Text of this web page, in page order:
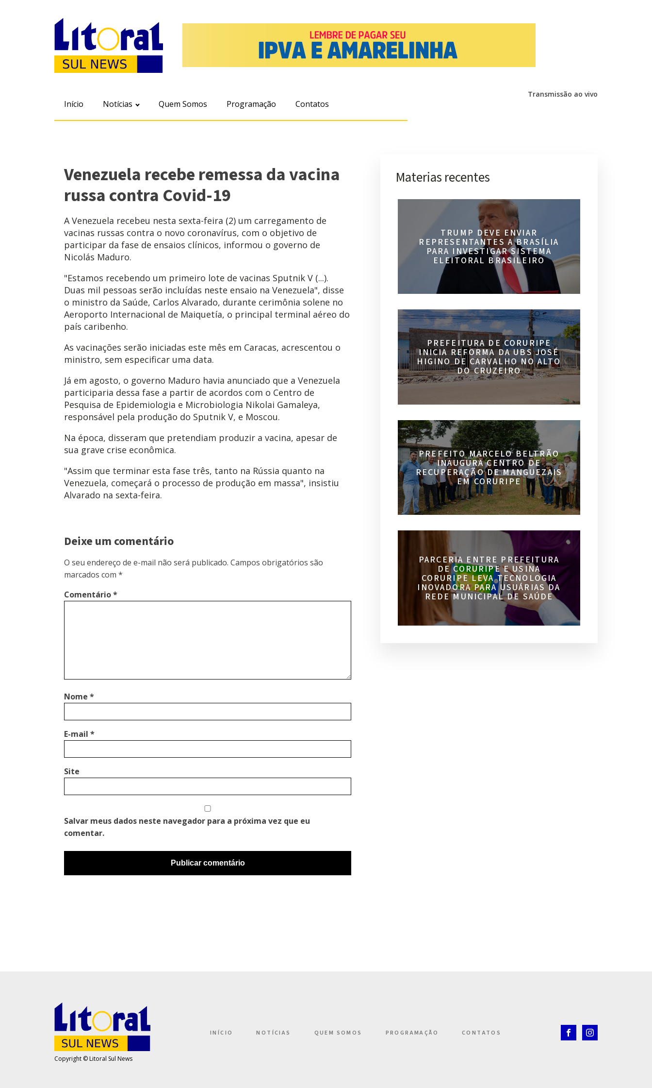
Início Notícias Quem Somos Programação Contatos
Transmissão ao vivo
Venezuela recebe remessa da vacina
russa contra Covid-19
A Venezuela recebeu nesta sexta-feira (2) um carregamento de
vacinas russas contra o novo coronavírus, com o objetivo de
participar da fase de ensaios clínicos, informou o governo de
Nicolás Maduro.
"Estamos recebendo um primeiro lote de vacinas Sputnik V (...).
Duas mil pessoas serão incluídas neste ensaio na Venezuela", disse
o ministro da Saúde, Carlos Alvarado, durante cerimônia solene no
Aeroporto Internacional de Maiquetía, o principal terminal aéreo do
país caribenho.
As vacinações serão iniciadas este mês em Caracas, acrescentou o
ministro, sem especificar uma data.
Já em agosto, o governo Maduro havia anunciado que a Venezuela
participaria dessa fase a partir de acordos com o Centro de
Pesquisa de Epidemiologia e Microbiologia Nikolai Gamaleya,
responsável pela produção do Sputnik V, e Moscou.
Na época, disseram que pretendiam produzir a vacina, apesar de
sua grave crise econômica.
"Assim que terminar esta fase três, tanto na Rússia quanto na
Venezuela, começará o processo de produção em massa", insistiu
Alvarado na sexta-feira.
Deixe um comentário
O seu endereço de e-mail não será publicado. Campos obrigatórios são
marcados com *
Comentário*
Nome *
E-mail *
Site
Salvar meus dados neste navegador para a próxima vez que eu
comentar.
Materias recentes
TRUMP DEVE ENVIAR
REPRESENTANTES A BRASÍLIA
PARA INVESTIGAR SISTEMA
ELEITORAL BRASILEIRO
PREFEITURA DE CORURIPE
INICIA REFORMA DA UBS JOSÉ
HIGINO DE CARVALHO NO ALTO
DO CRUZEIRO
PREFEITO MARCELO BELTRÃO
INAUGURA CENTRO DE
RECUPERAÇÃO DE MANGUEZAIS
EM CORURIPE
PARCERIA ENTRE PREFEITURA
DE CORURIPE E USINA
CORURIPE LEVA TECNOLOGIA
INOVADORA PARA USUÁRIAS DA
REDE MUNICIPAL DE SAÚDE
Copyright © Litoral Sul News
INÍCIO NOTÍCIAS QUEM SOMOS PROGRAMAÇÃO CONTATOS